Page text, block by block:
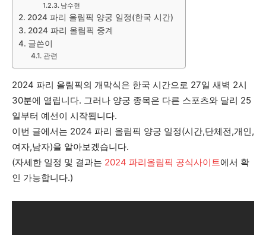
남수현
2024 파리 올림픽 양궁 일정(한국 시간)
2024 파리 올림픽 중계
글쓴이
관련
2024 파리 올림픽의 개막식은 한국 시간으로 27일 새벽 2시
30분에 열립니다. 그러나 양궁 종목은 다른 스포츠와 달리 25
일부터 예선이 시작됩니다.
이번 글에서는 2024 파리 올림픽 양궁 일정(시간,단체전,개인,
여자,남자)을 알아보겠습니다.
(자세한 일정 및 결과는 2024 파리올림픽 공식사이트에서 확
인 가능합니다.)